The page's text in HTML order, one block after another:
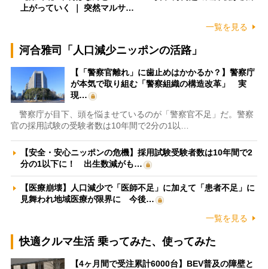
上がっていく ｜ 突然マルサ…
一覧を見る
河合雅司「人口減少ニッポンの活路」
【「警察官離れ」に歯止めはかかるか？】警察庁
が本気で取り組む「警察組織の構造改革」 実
現…
警察庁が目下、頭を悩ませているのが「警察官不足」だ。警察
官の採用試験の受験者数は10年間で2分の1以…
【安全・安心ニッポンの危機】採用試験受験者数は10年間で2
分の1以下に！ 出生数減がも…
【医療崩壊】人口減少で「医師不足」に加えて「患者不足」に
見舞われ地域医療が限界に 今後…
一覧を見る
快適クルマ生活 乗ってみた、使ってみた
【4ヶ月間で受注累計6000台】BEV普及の障壁と